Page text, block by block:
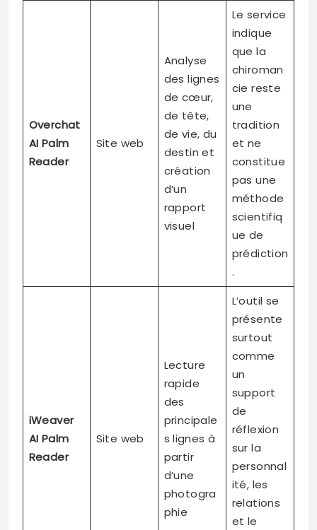
Overchat
AI Palm
Reader
Site web
Analyse
des lignes
de cœur,
de tête,
de vie, du
destin et
création
d’un
rapport
visuel
Le service
indique
que la
chiroman
cie reste
une
tradition
et ne
constitue
pas une
méthode
scientifiq
ue de
prédiction
.
iWeaver
AI Palm
Reader
Site web
Lecture
rapide
des
principale
s lignes à
partir
d’une
photogra
phie
L’outil se
présente
surtout
comme
un
support
de
réflexion
sur la
personnal
ité, les
relations
et le